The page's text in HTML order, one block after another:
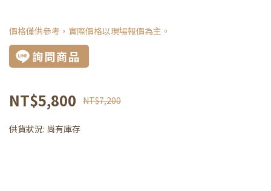
價格僅供參考，實際價格以現場報價為主。
詢問商品
NT$5,800 NT$7,200
供貨狀況: 尚有庫存